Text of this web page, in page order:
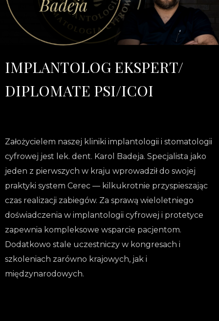
IMPLANTOLOG EKSPERT/
DIPLOMATE PSI/ICOI
Założycielem naszej kliniki implantologii i stomatologii
cyfrowej jest lek. dent. Karol Badeja. Specjalista jako
jeden z pierwszych w kraju wprowadził do swojej
praktyki system Cerec — kilkukrotnie przyspieszając
czas realizacji zabiegów. Za sprawą wieloletniego
doświadczenia w implantologii cyfrowej i protetyce
zapewnia kompleksowe wsparcie pacjentom.
Dodatkowo stale uczestniczy w kongresach i
szkoleniach zarówno krajowych, jak i
międzynarodowych.